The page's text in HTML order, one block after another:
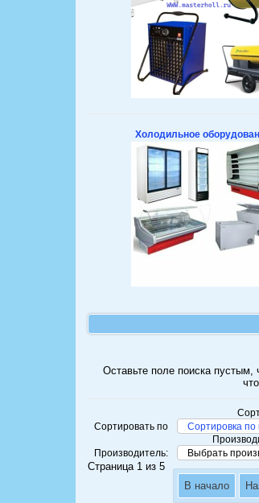
Холодильное
Оставьте поле поиска пустым,
Сортировать по
Сортировка по
Производитель:
Выбрать
Страница 1 из 5
В начало